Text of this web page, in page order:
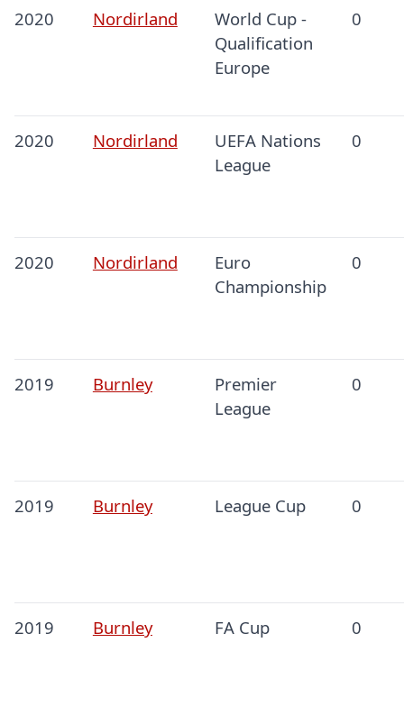
2020 Nordirland
World Cup -
Qualification
Europe
0
2020 Nordirland
UEFA Nations
League
0
2020 Nordirland
Euro
Championship
0
2019 Burnley
Premier
League
0
2019 Burnley League Cup 0
2019 Burnley FA Cup 0